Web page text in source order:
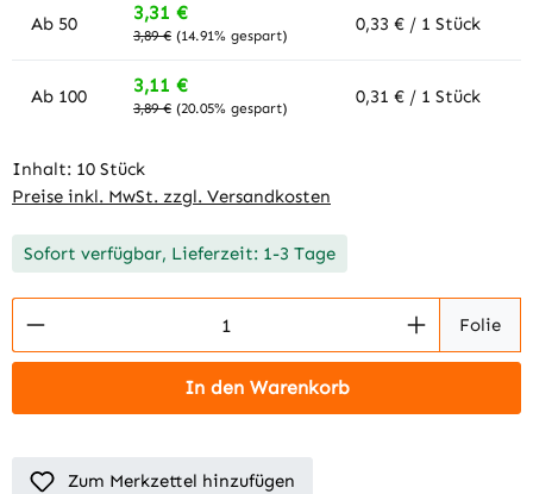
Ab 50 3,31 €
3,89 € (14.91% gespart)
0,33 € / 1 Stück
Ab 100 3,11 €
3,89 € (20.05% gespart)
0,31 € / 1 Stück
Inhalt: 10 Stück
Preise inkl. MwSt. zzgl. Versandkosten
Sofort verfügbar, Lieferzeit: 1-3 Tage
Produkt Anzahl: Gib den gewünschtenFolie
In den Warenkorb
Zum Merkzettel hinzufügen